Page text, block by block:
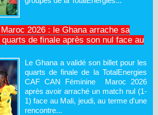
2026 : le Ghana arrache sa
de finale après son nul face au
Le Ghana a validé son billet pour les
quarts de finale de la TotalEnergies
CAF CAN Féminine Maroc 2026
après avoir arraché un match nul (1-
1) face au Mali, jeudi, au terme d'une
rencontre...